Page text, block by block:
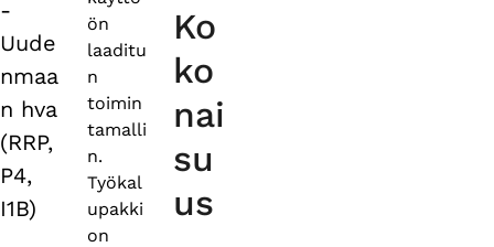
-
Uude
nmaa
n hva
(RRP,
P4,
I1B)
ön
laaditu
n
toimin
tamalli
n.
Työkal
upakki
on
Ko
ko
nai
su
us